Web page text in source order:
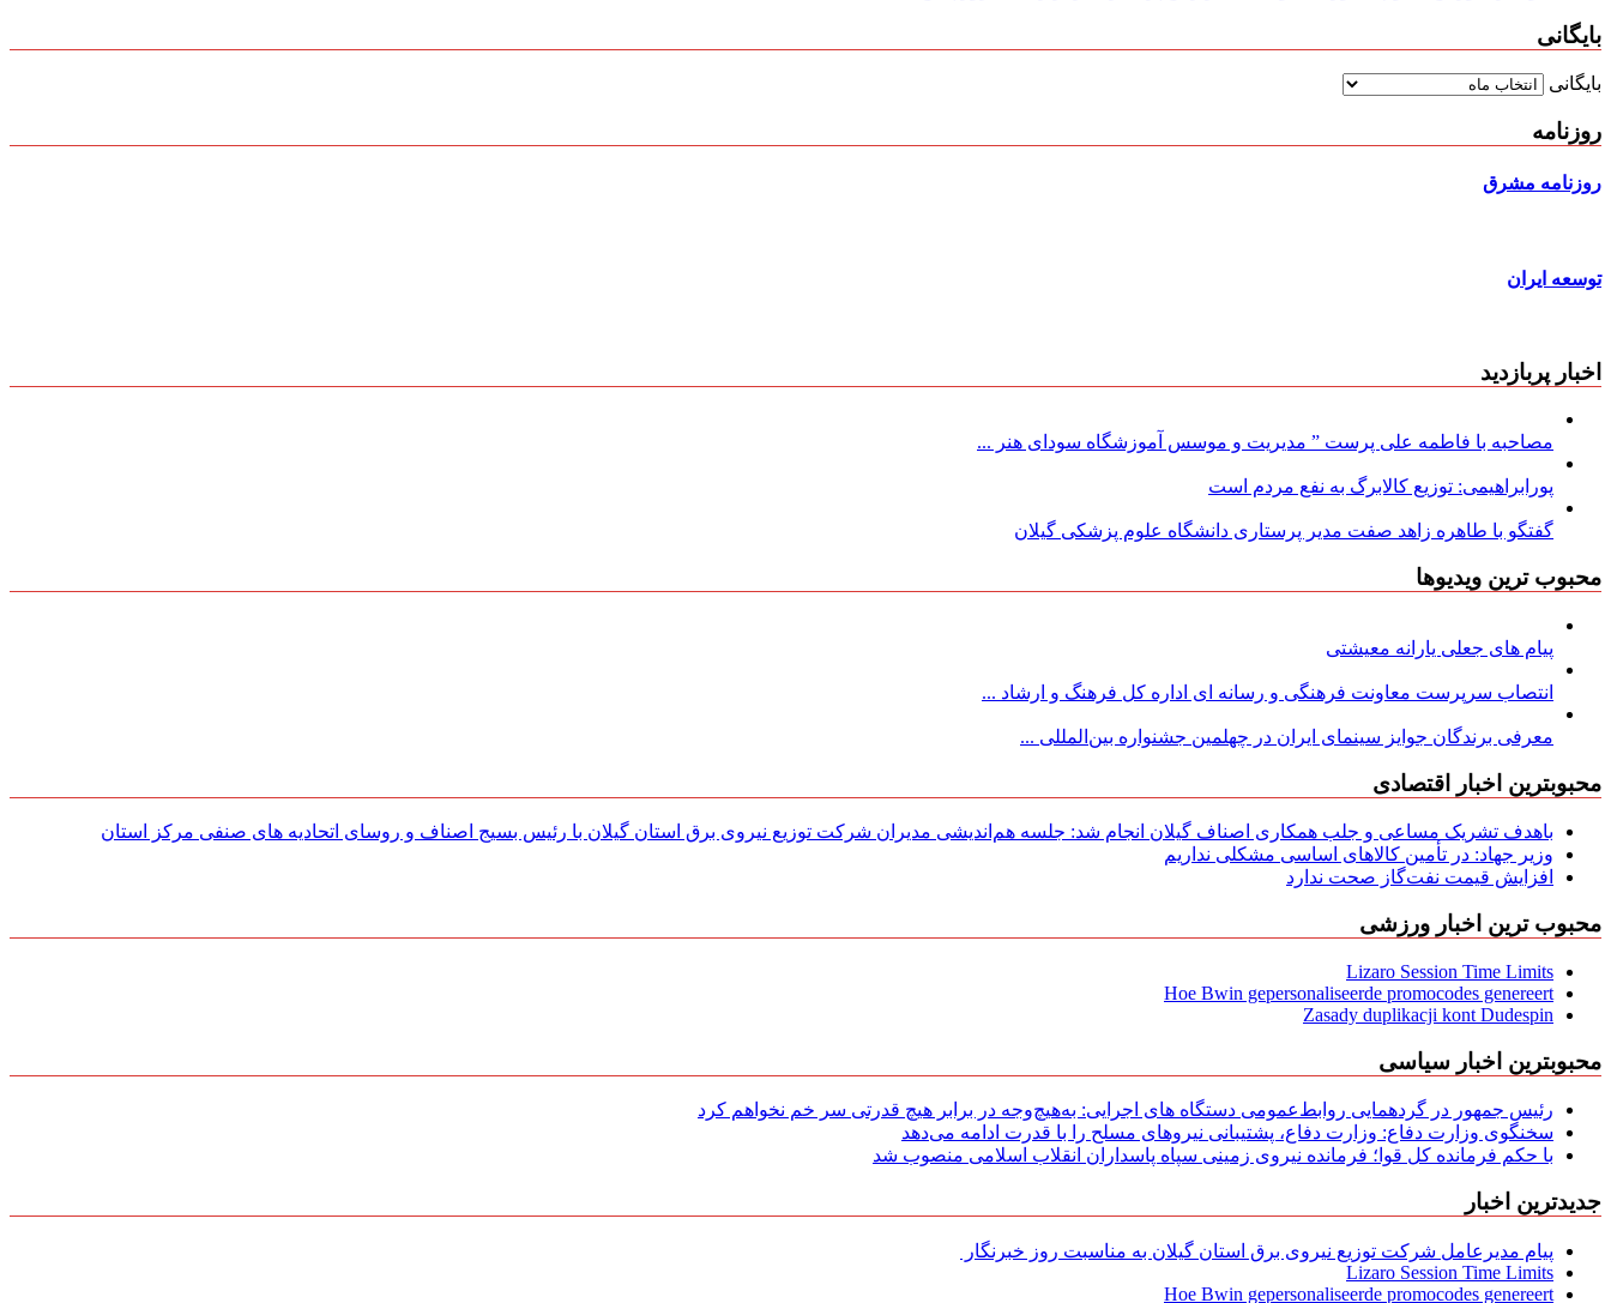
بایگانی
بایگانی
روزنامه
روزنامه مشرق
توسعه ایران
اخبار پربازدید
مصاحبه با فاطمه علی پرست ” مدیریت و موسس آموزشگاه سودای هنر ...
پورابراهیمی: توزیع کالابرگ به نفع مردم است
گفتگو با طاهره زاهد صفت مدیر پرستاری دانشگاه علوم پزشکی گیلان
محبوب ترین ویدیوها
پیام های جعلی یارانه معیشتی
انتصاب سرپرست معاونت فرهنگی و رسانه ای اداره کل فرهنگ و ارشاد ...
معرفی برندگان جوایز سینمای ایران در چهلمین جشنواره بین‌المللی ...
محبوبترین اخبار اقتصادی
باهدف تشریک مساعی و جلب همکاری اصناف گیلان انجام شد: جلسه هم‌اندیشی مدیران شركت توزیع نیروی برق استان گیلان با رئیس بسیج اصناف و روسای اتحادیه های صنفی مركز استان
وزیر جهاد: در تأمین کالاهای اساسی مشکلی نداریم
افزایش قیمت نفت‌گاز صحت ندارد
محبوب ترین اخبار ورزشی
Lizaro Session Time Limits
Hoe Bwin gepersonaliseerde promocodes genereert
Zasady duplikacji kont Dudespin
محبوبترین اخبار سیاسی
رئیس جمهور در گردهمایی روابط‌عمومی دستگاه های اجرایی: به‌هیچ‌وجه در برابر هیچ قدرتی سر خم نخواهم کرد
سخنگوی وزارت دفاع: وزارت دفاع، پشتیبانی نیرو‌های مسلح را با قدرت ادامه می‌دهد
با حکم فرمانده کل قوا؛ فرمانده نیروی زمینی سپاه پاسداران انقلاب اسلامی منصوب شد
جدیدترین اخبار
پیام مدیرعامل شركت توزیع نیروی برق استان گیلان به مناسبت روز خبرنگار ‌
Lizaro Session Time Limits
Hoe Bwin gepersonaliseerde promocodes genereert